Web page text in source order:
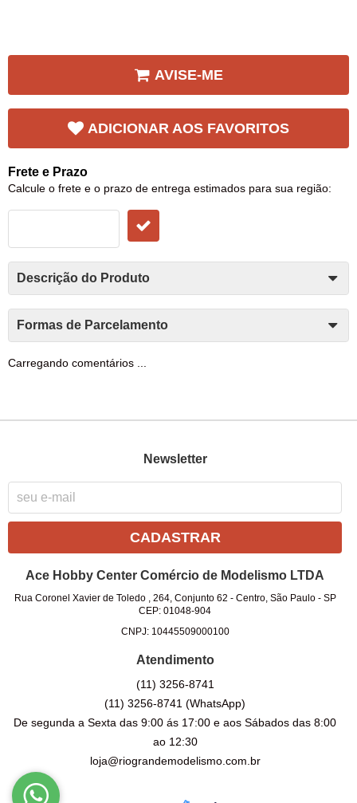
AVISE-ME
ADICIONAR AOS FAVORITOS
Frete e Prazo
Calcule o frete e o prazo de entrega estimados para sua região:
Descrição do Produto
Formas de Parcelamento
Carregando comentários ...
Newsletter
CADASTRAR
Ace Hobby Center Comércio de Modelismo LTDA
Rua Coronel Xavier de Toledo , 264, Conjunto 62 - Centro, São Paulo- SP
CEP: 01048-904
CNPJ: 10445509000100
Atendimento
(11) 3256-8741
(11) 3256-8741(WhatsApp)
De segunda a Sexta das 9:00 ás 17:00 e aos Sábados das 8:00
ao 12:30
loja@riograndemodelismo.com.br